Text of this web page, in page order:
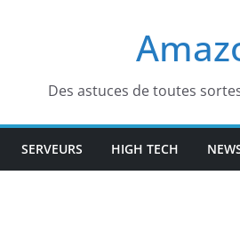
Des astuces de toutes
SERVEURS HIGH TECH